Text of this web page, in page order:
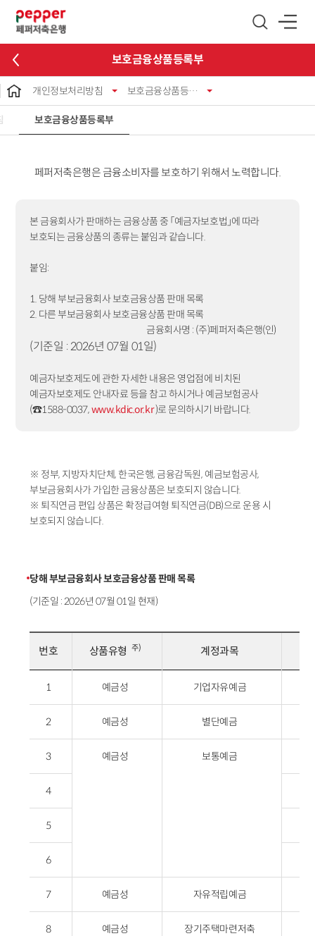
보호금융상품등록부
개인정보처리방침 보호금융상품등록부
보호금융상품등록부
페퍼저축은행은 금융소비자를 보호하기 위해서 노력합니다.
본 금융회사가 판매하는 금융상품 중 「예금자보호법」에 따라
보호되는 금융상품의 종류는 붙임과 같습니다.
붙임:
1. 당해 부보금융회사 보호금융상품 판매 목록
2. 다른 부보금융회사 보호금융상품 판매 목록
금융회사명 : (주)페퍼저축은행(인)
(기준일 : 2026년 07월 01일)
예금자보호제도에 관한 자세한 내용은 영업점에 비치된
예금자보호제도 안내자료 등을 참고 하시거나 예금보험공사
(☎1588-0037,www.kdic.or.kr)로 문의하시기 바랍니다.
※ 정부, 지방자치단체, 한국은행, 금융감독원, 예금보험공사,
부보금융회사가 가입한 금융상품은 보호되지 않습니다.
※ 퇴직연금 편입 상품은 확정급여형 퇴직연금(DB)으로 운용 시
보호되지 않습니다.
당해 부보금융회사 보호금융상품 판매 목록
(기준일 : 2026년 07월 01일 현재)
번호 상품유형 주) 계정과목
1 예금성 기업자유예금
2 예금성 별단예금
3 예금성 보통예금
4
5
6
7 예금성 자유적립예금
8 예금성 장기주택마련저축